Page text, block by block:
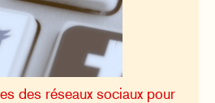
des réseaux sociaux pour